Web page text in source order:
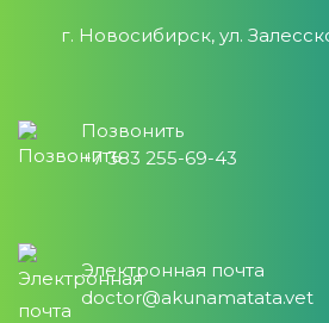
г. Новосибирск, ул.
Позвонить
+7 383 255-69-43
Электронная почта
doctor@akunamatata.vet